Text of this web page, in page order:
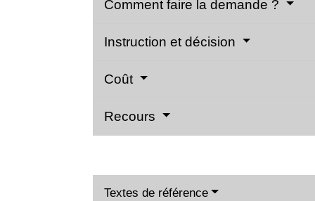
Comment faire la demande ?
Instruction et décision
Coût
Recours
Textes de référence